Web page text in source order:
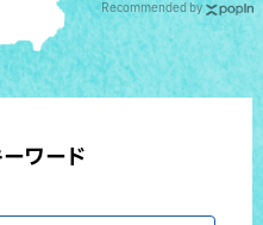
Recommended by
ワード